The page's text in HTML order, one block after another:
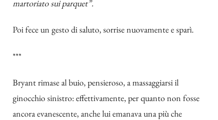
martoriato sui parquet”.
Poi fece un gesto di saluto, sorrise nuovamente e sparì.
***
Bryant rimase al buio, pensieroso, a massaggiarsi il
ginocchio sinistro: effettivamente, per quanto non fosse
ancora evanescente, anche lui emanava una più che